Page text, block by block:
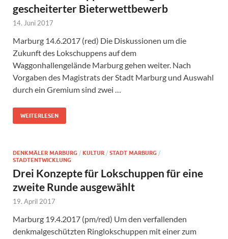
gescheiterter Bieterwettbewerb
14. Juni 2017
Marburg 14.6.2017 (red) Die Diskussionen um die
Zukunft des Lokschuppens auf dem
Waggonhallengelände Marburg gehen weiter. Nach
Vorgaben des Magistrats der Stadt Marburg und Auswahl
durch ein Gremium sind zwei …
WEITERLESEN
DENKMÄLER MARBURG / KULTUR / STADT MARBURG /
STADTENTWICKLUNG
Drei Konzepte für Lokschuppen für eine
zweite Runde ausgewählt
19. April 2017
Marburg 19.4.2017 (pm/red) Um den verfallenden
denkmalgeschützten Ringlokschuppen mit einer zum